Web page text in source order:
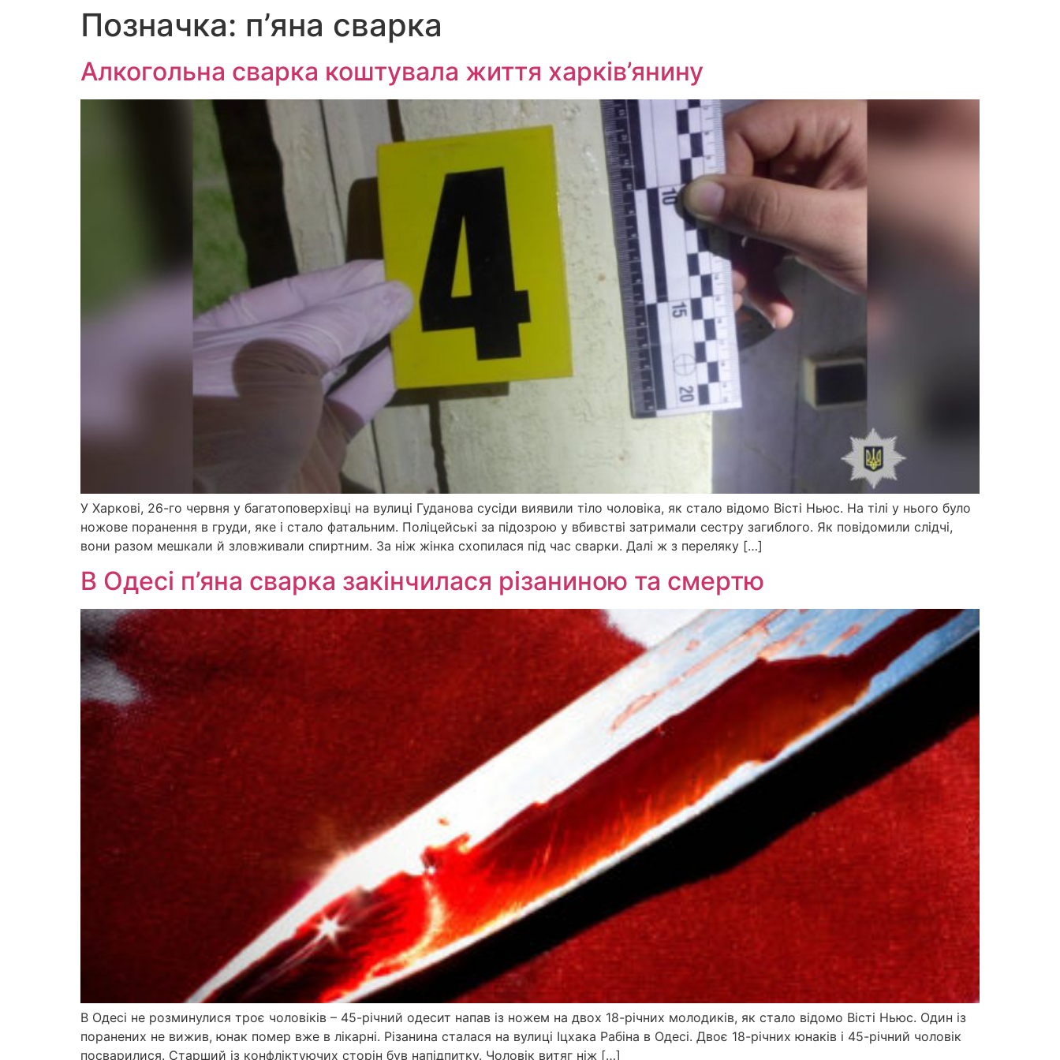
Позначка: п’яна сварка
Алкогольна сварка коштувала життя харків’янину
У Харкові, 26-го червня у багатоповерхівці на вулиці Гуданова сусіди виявили тіло чоловіка, як стало відомо Вісті Ньюс. На тілі у нього було
ножове поранення в груди, яке і стало фатальним. Поліцейські за підозрою у вбивстві затримали сестру загиблого. Як повідомили слідчі,
вони разом мешкали й зловживали спиртним. За ніж жінка схопилася під час сварки. Далі ж з переляку […]
В Одесі п’яна сварка закінчилася різаниною та смертю
В Одесі не розминулися троє чоловіків – 45-річний одесит напав із ножем на двох 18-річних молодиків, як стало відомо Вісті Ньюс. Один із
поранених не вижив, юнак помер вже в лікарні. Різанина сталася на вулиці Іцхака Рабіна в Одесі. Двоє 18-річних юнаків і 45-річний чоловік
посварилися. Старший із конфліктуючих сторін був напідпитку. Чоловік витяг ніж […]